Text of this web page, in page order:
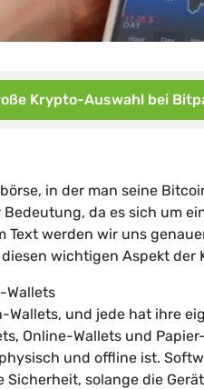
Krypto-Auswahl bei
in der man seine
da es sich um
werden wir uns
wichtigen Aspekt
Wallets
und jede hat ihre
Online-Wallets und
und offline ist.
solange die